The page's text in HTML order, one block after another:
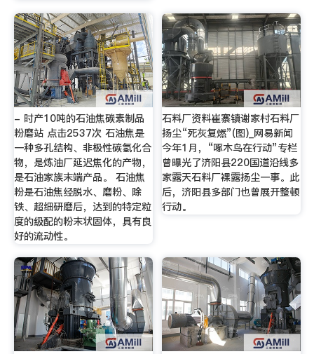
- 时产10吨的石油焦碳素制品
粉磨站 点击2537次 石油焦是
一种多孔结构、非极性碳氢化合
物，是炼油厂延迟焦化的产物，
是石油家族末端产品。 石油焦
粉是石油焦经脱水、磨粉、除
铁、超细研磨后，达到的特定粒
度的级配的粉末状固体，具有良
好的流动性。
石料厂资料崔寨镇谢家村石料厂
扬尘“死灰复燃”(图)_网易新闻
今年1月，“啄木鸟在行动”专栏
曾曝光了济阳县220国道沿线多
家露天石料厂裸露扬尘一事。此
后，济阳县多部门也曾展开整顿
行动。